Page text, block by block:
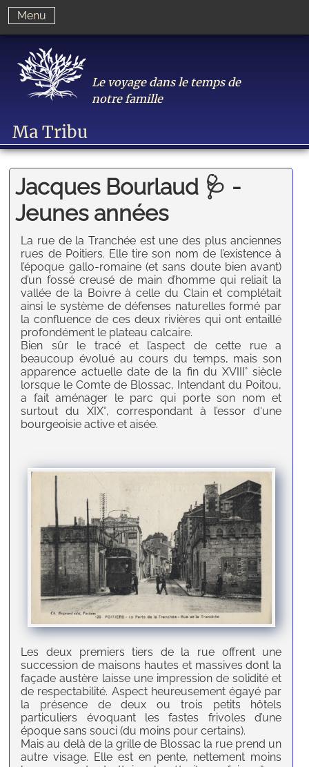
Ma Tribu
Le voyage dans le temps de
notre famille
Menu
Jacques Bourlaud 🩺 -
Jeunes années
La rue de la Tranchée est une des plus anciennes
rues de Poitiers. Elle tire son nom de l’existence à
l’époque gallo-romaine (et sans doute bien avant)
d’un fossé creusé de main d’homme qui reliait la
vallée de la Boivre à celle du Clain et complétait
ainsi le système de défenses naturelles formé par
la confluence de ces deux rivières qui ont entaillé
profondément le plateau calcaire.
Bien sûr le tracé et l’aspect de cette rue a
beaucoup évolué au cours du temps, mais son
apparence actuelle date de la fin du XVIII° siècle
lorsque le Comte de Blossac, Intendant du Poitou,
a fait aménager le parc qui porte son nom et
surtout du XIX°, correspondant à l’essor d‘une
bourgeoisie active et aisée.
Les deux premiers tiers de la rue offrent une
succession de maisons hautes et massives dont la
façade austère laisse une impression de solidité et
de respectabilité. Aspect heureusement égayé par
la présence de deux ou trois petits hôtels
particuliers évoquant les fastes frivoles d’une
époque sans souci (du moins pour certains).
Mais au delà de la grille de Blossac la rue prend un
autre visage. Elle est en pente, nettement moins